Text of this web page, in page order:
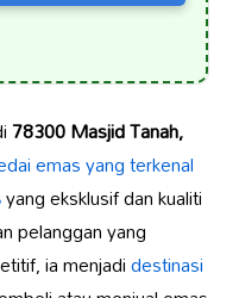
78300 Masjid Tanah,
emas yang terkenal
yang eksklusif dan kualiti
pelanggan yang
ia menjadidestinasi